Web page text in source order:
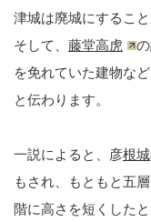
津城は廃城にすること
そして、 藤堂高虎
を免れていた建物な
と伝わります。
一説によると、彦根城
もされ、もともと五
階に高さを短くしたと